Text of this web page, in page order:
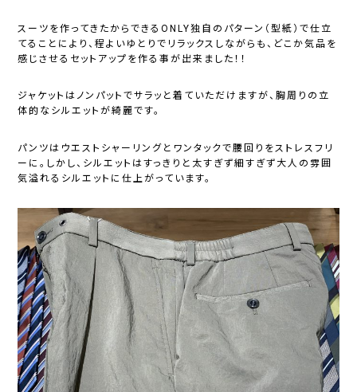
スーツを作ってきたからできるONLY独自のパターン（型紙）で仕立
てることにより、程よいゆとりでリラックスしながらも、どこか気品を
感じさせるセットアップを作る事が出来ました！！
ジャケットはノンパットでサラッと着ていただけますが、胸周りの立
体的なシルエットが綺麗です。
パンツはウエストシャーリングとワンタックで腰回りをストレスフリ
ーに。しかし、シルエットはすっきりと太すぎず細すぎず大人の雰囲
気溢れるシルエットに仕上がっています。